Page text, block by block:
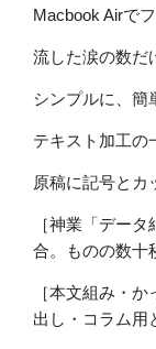
Macbook Airで
流した涙の数だ
シンプルに、簡
テキスト加工の
原稿に記号とカ
［神業「デー
合。ものの数十
［本文組み・
出し・コラム用